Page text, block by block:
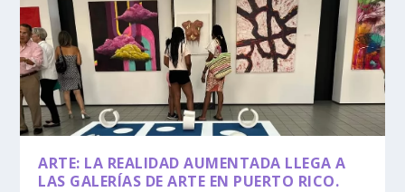
ARTE: LA REALIDAD AUMENTADA LLEGA A
LAS GALERÍAS DE ARTE EN PUERTO RICO.